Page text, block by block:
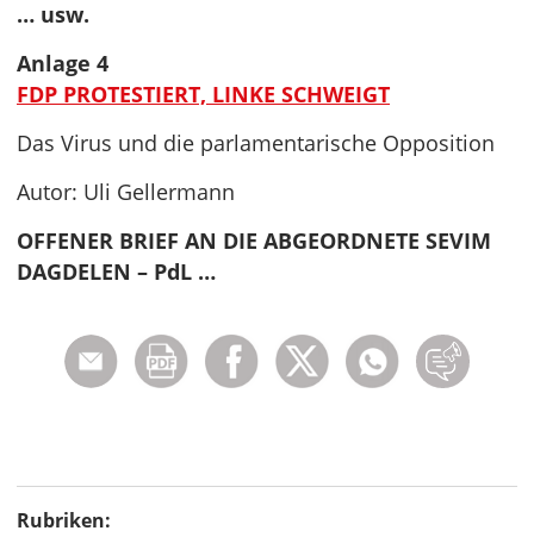
… usw.
Anlage 4
FDP PROTESTIERT, LINKE SCHWEIGT
Das Virus und die parlamentarische Opposition
Autor: Uli Gellermann
OFFENER BRIEF AN DIE ABGEORDNETE SEVIM
DAGDELEN – PdL …
Rubriken: